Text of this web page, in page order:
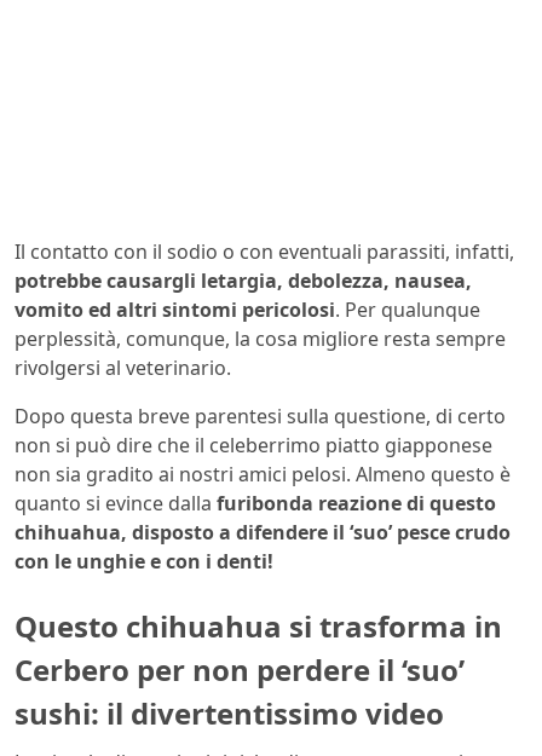
Il contatto con il sodio o con eventuali parassiti, infatti,
potrebbe causargli letargia, debolezza, nausea,
vomito ed altri sintomi pericolosi. Per qualunque
perplessità, comunque, la cosa migliore resta sempre
rivolgersi al veterinario.
Dopo questa breve parentesi sulla questione, di certo
non si può dire che il celeberrimo piatto giapponese
non sia gradito ai nostri amici pelosi. Almeno questo è
quanto si evince dalla furibonda reazione di questo
chihuahua, disposto a difendere il ‘suo’ pesce crudo
con le unghie e con i denti!
Questo chihuahua si trasforma in
Cerbero per non perdere il ‘suo’
sushi: il divertentissimo video